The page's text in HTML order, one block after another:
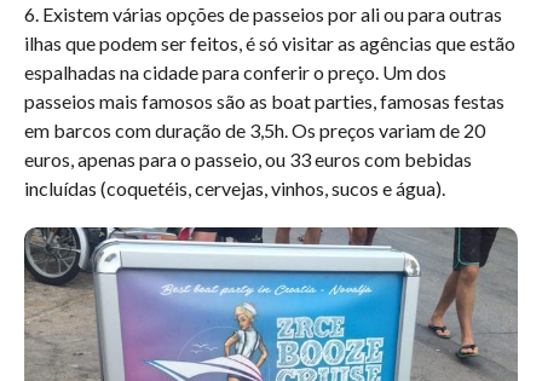
6. Existem várias opções de passeios por ali ou para outras
ilhas que podem ser feitos, é só visitar as agências que estão
espalhadas na cidade para conferir o preço. Um dos
passeios mais famosos são as boat parties, famosas festas
em barcos com duração de 3,5h. Os preços variam de 20
euros, apenas para o passeio, ou 33 euros com bebidas
incluídas (coquetéis, cervejas, vinhos, sucos e água).